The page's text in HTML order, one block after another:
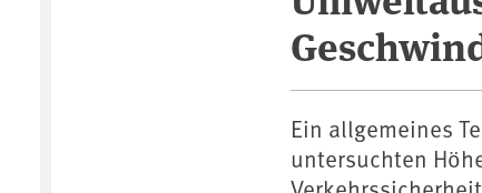
Ein allgemeines
untersuchten